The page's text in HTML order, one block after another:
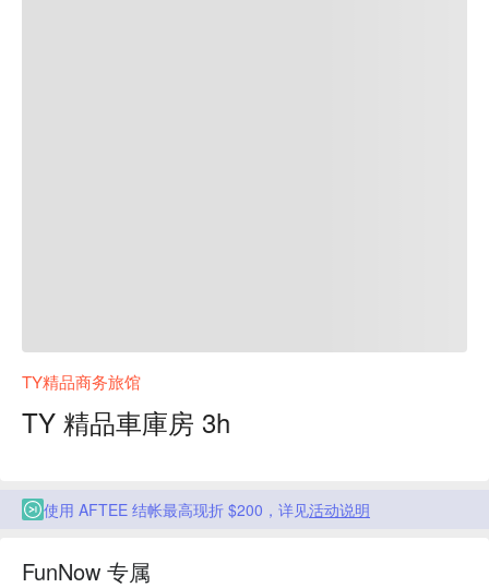
TY精品商务旅馆
TY 精品車庫房 3h
使用 AFTEE 结帐最高现折 $200，详见活动说明
FunNow 专属